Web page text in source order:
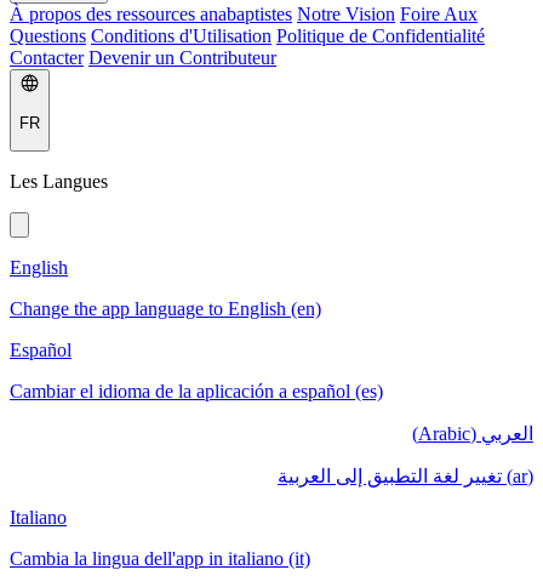
À propos des ressources anabaptistes Notre Vision Foire Aux
Questions Conditions d'Utilisation Politique de Confidentialité
Contacter Devenir un Contributeur
FR
Les Langues
English
Change the app language to English (en)
Español
Cambiar el idioma de la aplicación a español (es)
العربي (Arabic)
(ar) تغيير لغة التطبيق إلى العربية
Italiano
Cambia la lingua dell'app in italiano (it)